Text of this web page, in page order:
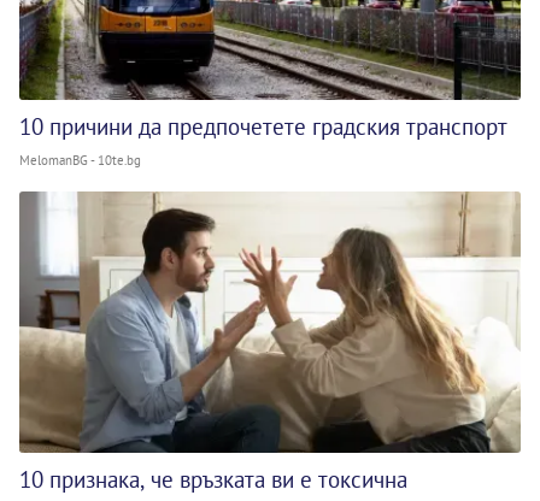
10 причини да предпочетете градския транспорт
MelomanBG - 10te.bg
10 признака, че връзката ви е токсична